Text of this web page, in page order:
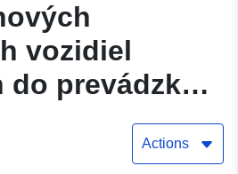
vozidiel
prevádzky v
Actions